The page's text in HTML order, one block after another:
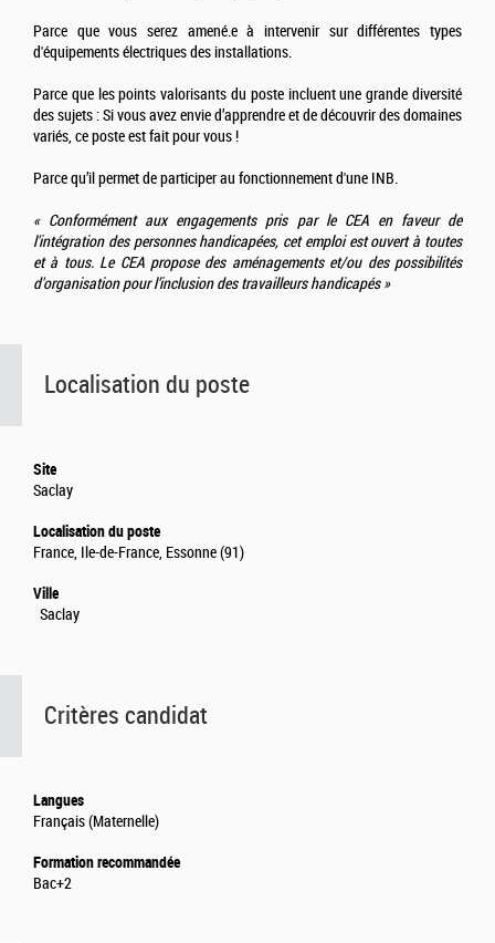
Parce que vous serez amené.e à intervenir sur différentes types
d'équipements électriques des installations.
Parce que les points valorisants du poste incluent une grande diversité
des sujets : Si vous avez envie d’apprendre et de découvrir des domaines
variés, ce poste est fait pour vous !
Parce qu’il permet de participer au fonctionnement d'une INB.
« Conformément aux engagements pris par le CEA en faveur de
l'intégration des personnes handicapées, cet emploi est ouvert à toutes
et à tous. Le CEA propose des aménagements et/ou des possibilités
d'organisation pour l’inclusion des travailleurs handicapés »
Localisation du poste
Site
Saclay
Localisation du poste
France, Ile-de-France, Essonne (91)
Ville
Saclay
Critères candidat
Langues
Français (Maternelle)
Formation recommandée
Bac+2